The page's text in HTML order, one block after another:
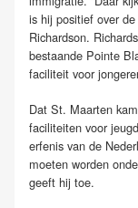
is hij positief over de
Richardson.
bestaande Pointe
faciliteit voor
Dat St. Maarten
faciliteiten voor
erfenis van de
moeten worden
geeft hij toe.